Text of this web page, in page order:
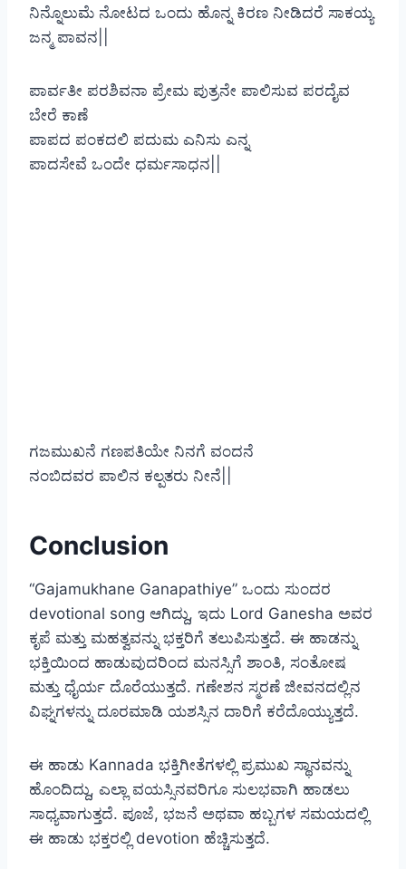
ನಿನ್ನೊಲುಮೆ ನೋಟದ ಒಂದು ಹೊನ್ನ ಕಿರಣ ನೀಡಿದರೆ ಸಾಕಯ್ಯ
ಜನ್ಮ ಪಾವನ||
ಪಾರ್ವತೀ ಪರಶಿವನಾ ಪ್ರೇಮ ಪುತ್ರನೇ ಪಾಲಿಸುವ ಪರದೈವ
ಬೇರೆ ಕಾಣೆ
ಪಾಪದ ಪಂಕದಲಿ ಪದುಮ ಎನಿಸು ಎನ್ನ
ಪಾದಸೇವೆ ಒಂದೇ ಧರ್ಮಸಾಧನ||
ಗಜಮುಖನೆ ಗಣಪತಿಯೇ ನಿನಗೆ ವಂದನೆ
ನಂಬಿದವರ ಪಾಲಿನ ಕಲ್ಪತರು ನೀನೆ||
Conclusion
“Gajamukhane Ganapathiye” ಒಂದು ಸುಂದರ
devotional song ಆಗಿದ್ದು, ಇದು Lord Ganesha ಅವರ
ಕೃಪೆ ಮತ್ತು ಮಹತ್ವವನ್ನು ಭಕ್ತರಿಗೆ ತಲುಪಿಸುತ್ತದೆ. ಈ ಹಾಡನ್ನು
ಭಕ್ತಿಯಿಂದ ಹಾಡುವುದರಿಂದ ಮನಸ್ಸಿಗೆ ಶಾಂತಿ, ಸಂತೋಷ
ಮತ್ತು ಧೈರ್ಯ ದೊರೆಯುತ್ತದೆ. ಗಣೇಶನ ಸ್ಮರಣೆ ಜೀವನದಲ್ಲಿನ
ವಿಘ್ನಗಳನ್ನು ದೂರಮಾಡಿ ಯಶಸ್ಸಿನ ದಾರಿಗೆ ಕರೆದೊಯ್ಯುತ್ತದೆ.
ಈ ಹಾಡು Kannada ಭಕ್ತಿಗೀತೆಗಳಲ್ಲಿ ಪ್ರಮುಖ ಸ್ಥಾನವನ್ನು
ಹೊಂದಿದ್ದು, ಎಲ್ಲಾ ವಯಸ್ಸಿನವರಿಗೂ ಸುಲಭವಾಗಿ ಹಾಡಲು
ಸಾಧ್ಯವಾಗುತ್ತದೆ. ಪೂಜೆ, ಭಜನೆ ಅಥವಾ ಹಬ್ಬಗಳ ಸಮಯದಲ್ಲಿ
ಈ ಹಾಡು ಭಕ್ತರಲ್ಲಿ devotion ಹೆಚ್ಚಿಸುತ್ತದೆ.